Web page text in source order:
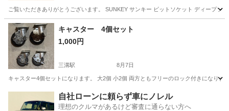
ご覧いただきありがとうございます。 SUNKEY サンキー ビットソケット ディープソ
長野 松本市 南松本駅 その他 ビット
キャスター 4個セット
1,000円
三溝駅 8月7日
キャスター4個セットになります。 大2個 小2個 両方ともフリーのロック付きになりま
三溝駅 その他 キャスター
自社ローンに頼らず車にノレル
理想のクルマがあるけど審査に通らない方へ